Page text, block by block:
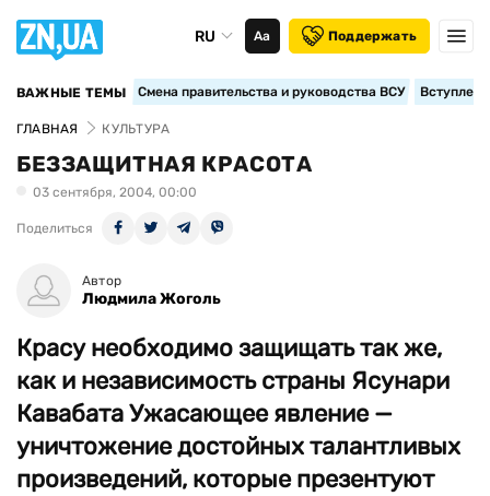
RU Аа Поддержать
ВАЖНЫЕ ТЕМЫ Смена правительства и руководства ВСУ
ГЛАВНАЯ КУЛЬТУРА
БЕЗЗАЩИТНАЯ КРАСОТА
03 сентября, 2004, 00:00
Поделиться
Автор
Людмила Жоголь
Красу необходимо защищать так же,
как и независимость страны Ясунари
Кавабата Ужасающее явление —
уничтожение достойных талантливых
произведений, которые презентуют